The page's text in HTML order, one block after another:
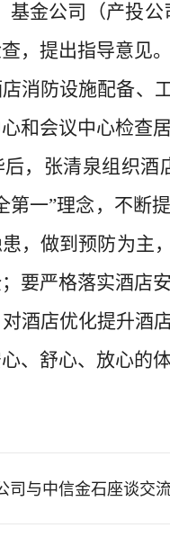
基金公司
（产投
，提出指导意见
消防设施配备、
和会议中心检查
，张清泉组织
第一”理念，不断
，做到预防为主
； 要严格落实酒店
酒店优化提升酒
、 舒心、放心的
司与中信金石座谈交